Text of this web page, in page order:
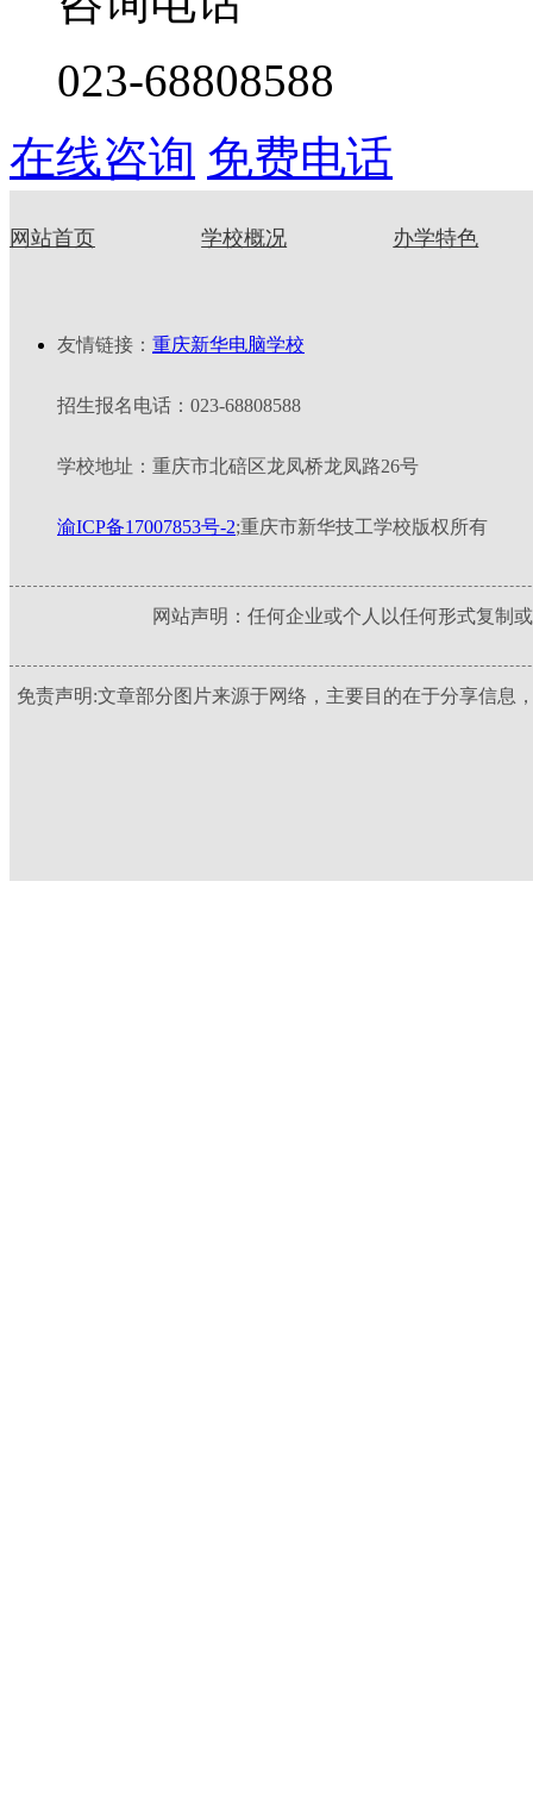
023-68808588
在线咨询 免费电话
网站首页 学校概况 办学特色
友情链接： 重庆新华电脑学校
招生报名电话：023-68808588
学校地址：重庆市北碚区龙凤桥龙凤路26号
渝ICP备17007853号-2;重庆市新华技工学校版权所有
网站声明：任何企业或个人以任何形式复制
免责声明:文章部分图片来源于网络，主要目的在于分享信息